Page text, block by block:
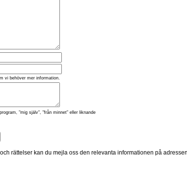
vi behöver mer information.
"mig själv", "från minnet" eller liknande
rättelser kan du mejla oss den relevanta informationen på adressen